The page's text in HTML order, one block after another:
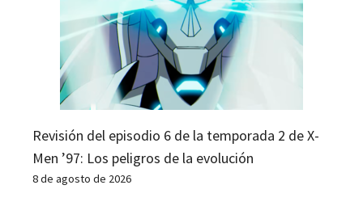
Revisión del episodio 6 de la temporada 2 de X-
Men ’97: Los peligros de la evolución
8 de agosto de 2026